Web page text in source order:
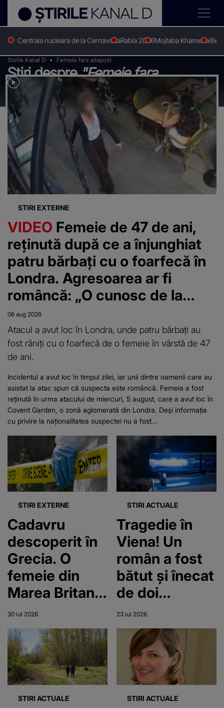
Centrala nucleara de la CernavodaRabla 2026Mojtaba KhameneiIlie
Stirile Kanal D Femeie fara adapost
Știri despre"Femeie fara
adapost"
STIRI EXTERNE
VIDEO Femeie de 47 de ani,
reținută după ce a înjunghiat
patru bărbați cu o foarfecă în
Londra. Agresoarea ar fi
româncă: „O cunosc de la
centru”
06 aug 2026
Atacul a avut loc în Londra, unde patru bărbați au
fost răniți cu o foarfecă de o femeie în vârstă de 47
de ani.
Incidentul a avut loc în timpul zilei, iar unii dintre oamenii care au
asistat la atac spun că suspecta este româncă. Femeia a fost
reținută în urma atacului de miercuri, 5 august, care a avut loc în
Covent Garden, o zonă aglomerată din Londra. Deși informația
cu privire la naționalitatea suspectei nu a fost...
STIRI EXTERNE
Cadavru
descoperit în
Grecia. O
femeie din
Marea Britanie
a fost găsită
moartă într-o
valiză
30 iul 2026
STIRI ACTUALE
Tragedie în
Viena! Un
român a fost
bătut și înecat
de doi
polonezi
23 iul 2026
STIRI ACTUALE STIRI ACTUALE